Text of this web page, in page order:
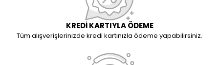
KREDİ KARTIYLA ÖDEME
Tüm alışverişlerinizde kredi kartınızla ödeme yapabilirsiniz.